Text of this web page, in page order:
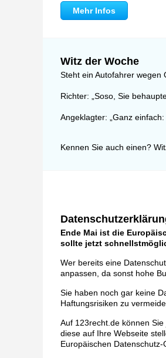
Mehr Infos
Witz der Woche
Steht ein Autofahrer wegen
Richter: „Soso, Sie
Angeklagter: „Ganz
Kennen Sie auch einen?
Ende Mai ist die
sollte jetzt
Wer bereits eine
anpassen, da sonst hohe
Sie haben noch gar keine
Haftungsrisiken zu
Auf 123recht.de können
diese auf Ihre Webseite
Europäischen Datenschutz-